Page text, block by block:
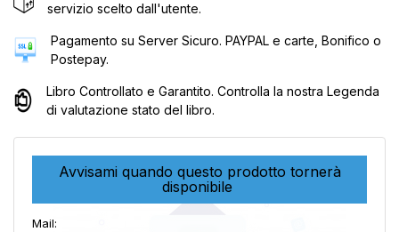
servizio scelto dall'utente.
Pagamento su Server Sicuro. PAYPAL e carte, Bonifico o
Postepay.
Libro Controllato e Garantito. Controlla la nostra Legenda
di valutazione stato del libro.
Avvisami quando questo prodotto tornerà
disponibile
Mail: